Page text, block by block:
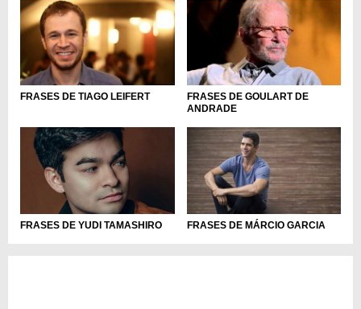
FRASES DE TIAGO LEIFERT
FRASES DE GOULART DE
ANDRADE
FRASES DE YUDI TAMASHIRO FRASES DE MÁRCIO GARCIA